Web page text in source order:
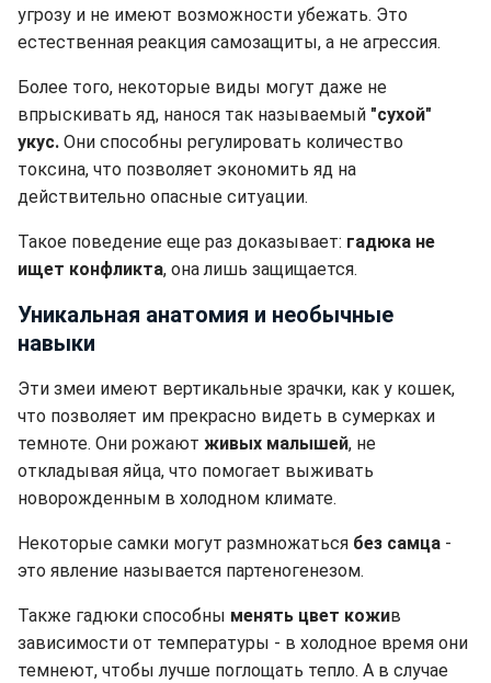
угрозу и не имеют возможности убежать. Это
естественная реакция самозащиты, а не агрессия.
Более того, некоторые виды могут даже не
впрыскивать яд, нанося так называемый "сухой"
укус. Они способны регулировать количество
токсина, что позволяет экономить яд на
действительно опасные ситуации.
Такое поведение еще раз доказывает: гадюка не
ищет конфликта, она лишь защищается.
Уникальная анатомия и необычные
навыки
Эти змеи имеют вертикальные зрачки, как у кошек,
что позволяет им прекрасно видеть в сумерках и
темноте. Они рожают живых малышей, не
откладывая яйца, что помогает выживать
новорожденным в холодном климате.
Некоторые самки могут размножаться без самца -
это явление называется партеногенезом.
Также гадюки способны менять цвет кожив
зависимости от температуры - в холодное время они
темнеют, чтобы лучше поглощать тепло. А в случае